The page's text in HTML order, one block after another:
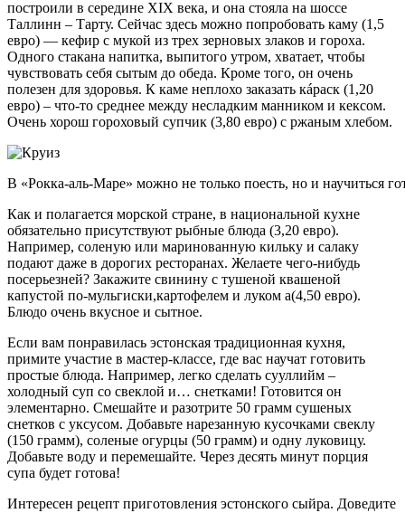
построили в середине XIX века, и она стояла на шоссе
Таллинн – Тарту. Сейчас здесь можно попробовать каму (1,5
евро) — кефир с мукой из трех зерновых злаков и гороха.
Одного стакана напитка, выпитого утром, хватает, чтобы
чувствовать себя сытым до обеда. Кроме того, он очень
полезен для здоровья. К каме неплохо заказать кáраск (1,20
евро) – что-то среднее между несладким манником и кексом.
Очень хорош гороховый супчик (3,80 евро) с ржаным хлебом.
В «Рокка-аль-Маре» можно не только поесть, но и научиться
Как и полагается морской стране, в национальной кухне
обязательно присутствуют рыбные блюда (3,20 евро).
Например, соленую или маринованную кильку и салаку
подают даже в дорогих ресторанах. Желаете чего-нибудь
посерьезней? Закажите свинину с тушеной квашеной
капустой по-мульгиски,картофелем и луком а(4,50 евро).
Блюдо очень вкусное и сытное.
Если вам понравилась эстонская традиционная кухня,
примите участие в мастер-классе, где вас научат готовить
простые блюда. Например, легко сделать сууллийм –
холодный суп со свеклой и… снетками! Готовится он
элементарно. Смешайте и разотрите 50 грамм сушеных
снетков с уксусом. Добавьте нарезанную кусочками свеклу
(150 грамм), соленые огурцы (50 грамм) и одну луковицу.
Добавьте воду и перемешайте. Через десять минут порция
супа будет готова!
Интересен рецепт приготовления эстонского сыйра. Доведите